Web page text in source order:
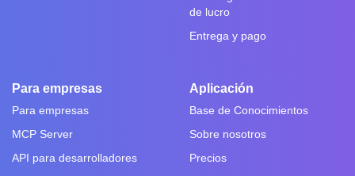
de lucro
Entrega y pago
Para empresas
Para empresas
MCP Server
API para desarrolladores
Aplicación
Base de Conocimientos
Sobre nosotros
Precios